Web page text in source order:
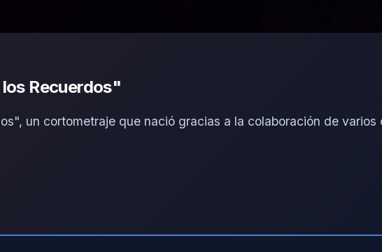
Recuerdos"
un cortometraje que nació gracias a la colaboración de varios